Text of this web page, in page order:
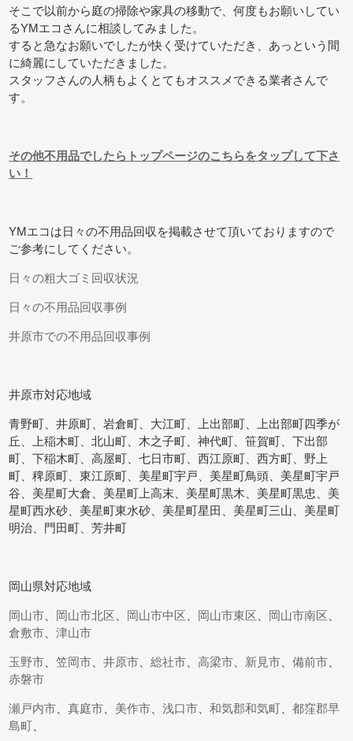
そこで以前から庭の掃除や家具の移動で、何度もお願いしてい
るYMエコさんに相談してみました。
すると急なお願いでしたが快く受けていただき、あっという間
に綺麗にしていただきました。
スタッフさんの人柄もよくとてもオススメできる業者さんで
す。
その他不用品でしたらトップページのこちらをタップして下さ
い！
YMエコは日々の不用品回収を掲載させて頂いておりますので
ご参考にしてください。
日々の粗大ゴミ回収状況
日々の不用品回収事例
井原市での不用品回収事例
井原市対応地域
青野町、井原町、岩倉町、大江町、上出部町、上出部町四季が
丘、上稲木町、北山町、木之子町、神代町、笹賀町、下出部
町、下稲木町、高屋町、七日市町、西江原町、西方町、野上
町、稗原町、東江原町、美星町宇戸、美星町鳥頭、美星町宇戸
谷、美星町大倉、美星町上高末、美星町黒木、美星町黒忠、美
星町西水砂、美星町東水砂、美星町星田、美星町三山、美星町
明治、門田町、芳井町
岡山県対応地域
岡山市 岡山市北区 岡山市中区 岡山市東区 岡山市南区
倉敷市 、津山市
玉野市 、笠岡市 、井原市 、総社市 、高梁市 新見市 、備前市
赤磐市
瀬戸内市 、真庭市 美作市 、浅口市 、和気郡和気町 、都窪郡早
島町